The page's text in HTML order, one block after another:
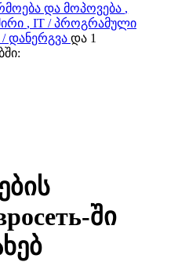
და მოპოვება ,
, IT / პროგრამული
/ დანერგვა და 1
ში